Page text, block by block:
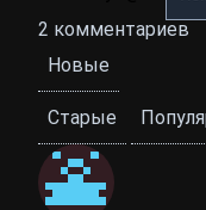
2 комментариев
Новые
Старые